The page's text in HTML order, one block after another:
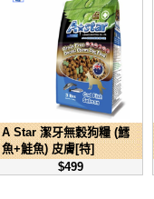
A Star 潔牙無穀狗糧 (鱈
魚+鮭魚) 皮膚[特]
$499